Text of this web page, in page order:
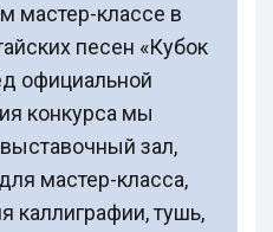
мастер-классе в
песен «Кубок
официальной
конкурса мы
зал,
мастер-класса,
каллиграфии, тушь,